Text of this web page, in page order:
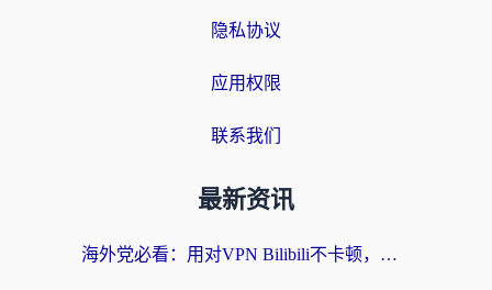
隐私协议
应用权限
联系我们
最新资讯
海外党必看：用对VPN Bilibili不卡顿，英国玩国内游戏也丝滑——2026回国加速器选择指南